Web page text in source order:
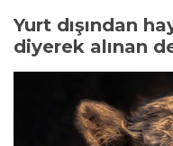
Yurt dışından
diyerek alınan